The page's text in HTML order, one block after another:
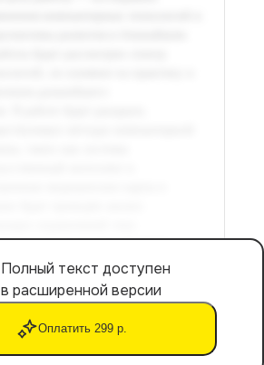
Полный текст доступен
в расширенной версии
Оплатить 299 р.